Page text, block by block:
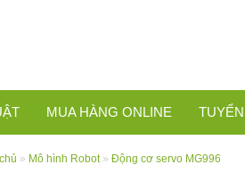
MUA HÀNG ONLINE
» Mô hình Robot» Động cơ servo MG996